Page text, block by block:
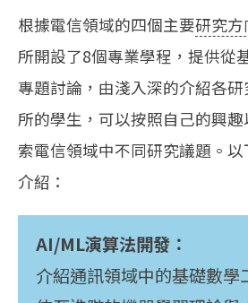
根據電信領域的四個主要研究方
所開設了8個專業學程，提供從
專題討論，由淺入深的介紹各
所的學生，可以按照自己的興
索電信領域中不同研究議題。
介紹：
AI/ML演算法開發：
介紹通訊領域中的基礎數學